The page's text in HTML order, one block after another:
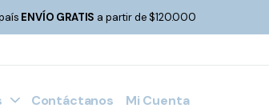
ENVÍO GRATIS a partir de $120.000
Contáctanos Mi Cuenta